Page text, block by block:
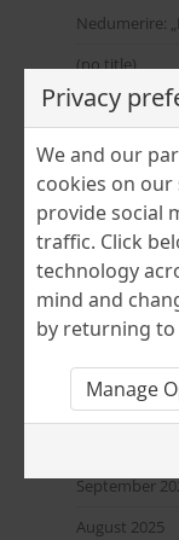
Nedumerire:
(no title)
În pași de tur
(no title)
Cloud Dancer
July 2026
May 2026
April 2026
January 2026
December
September
August 2025
Privacy
We and our
cookies on
provide social
traffic. Click
technology
mind and
by returning to
Manage